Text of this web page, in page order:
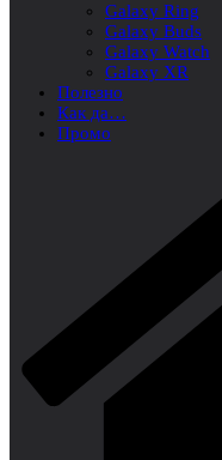
Galaxy Ring
Galaxy Buds
Galaxy Watch
Galaxy XR
Полезно
Как да…
Промо